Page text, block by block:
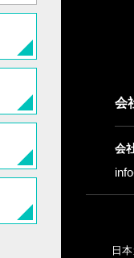
会
会
日